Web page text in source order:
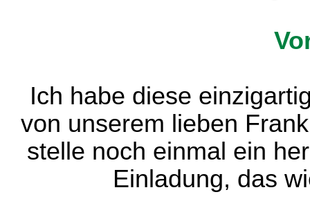
Ich habe diese
von unserem lieben
stelle noch einmal ein
Einladung, das